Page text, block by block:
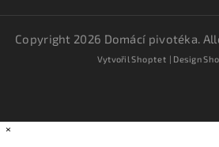
Copyright 2026 Domácí pivotéka.
VytvořilShoptet | Design
×